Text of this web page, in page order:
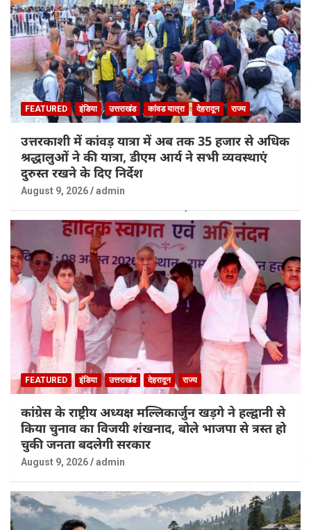
FEATURED इंडिया उत्तराखंड कांवड यात्रा देहरादून राज्य
उत्तरकाशी में कांवड़ यात्रा में अब तक 35 हजार से अधिक
श्रद्धालुओं ने की यात्रा, डीएम आर्य ने सभी व्यवस्थाएं
दुरुस्त रखने के दिए निर्देश
August 9, 2026 admin
FEATURED इंडिया उत्तराखंड देहरादून राज्य
कांग्रेस के राष्ट्रीय अध्यक्ष मल्लिकार्जुन खड़गे ने हल्द्वानी से
किया चुनाव का विजयी शंखनाद, बोले भाजपा से त्रस्त हो
चुकी जनता बदलेगी सरकार
August 9, 2026 admin